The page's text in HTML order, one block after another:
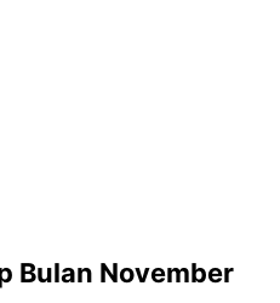
Bulan November